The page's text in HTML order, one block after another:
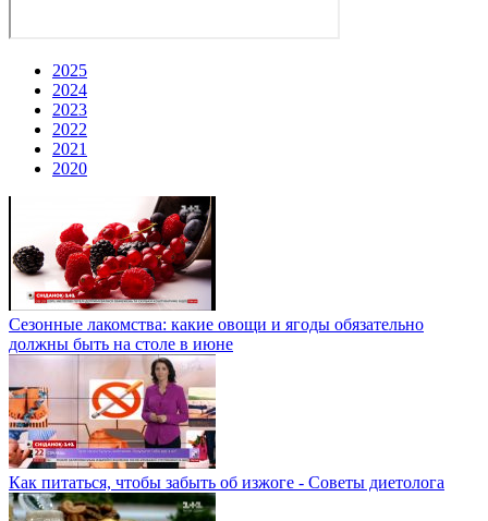
2025
2024
2023
2022
2021
2020
Сезонные лакомства: какие овощи и ягоды обязательно
должны быть на столе в июне
Как питаться, чтобы забыть об изжоге - Советы диетолога